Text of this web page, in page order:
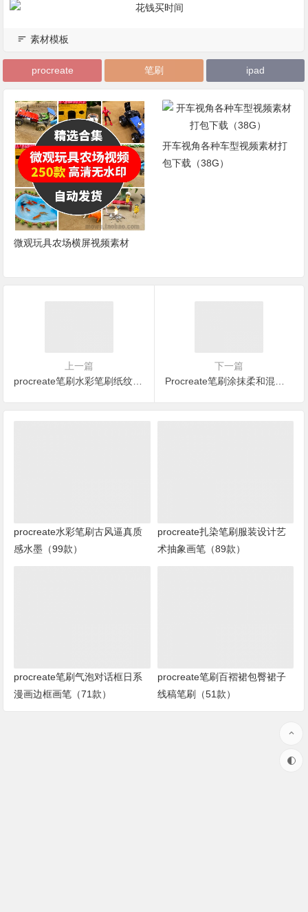
素材模板
procreate 笔刷 ipad
微观玩具农场横屏视频素材
开车视角各种车型视频素材打
包下载（38G）
上一篇
下一篇
procreate水彩笔刷古风逼真质
感水墨（99款）
procreate扎染笔刷服装设计艺
术抽象画笔（89款）
procreate笔刷气泡对话框日系
漫画边框画笔（71款）
procreate笔刷百褶裙包臀裙子
线稿笔刷（51款）